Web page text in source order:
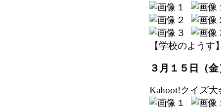
【学校のようす
３月１５日（
Kahoot!クイズ